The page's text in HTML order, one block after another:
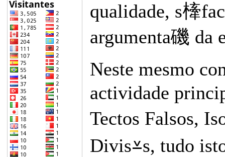
qualidade, s㯠
argumenta磯 da
Neste mesmo
actividade
Tectos Falsos,
Divis⩡s, tudo